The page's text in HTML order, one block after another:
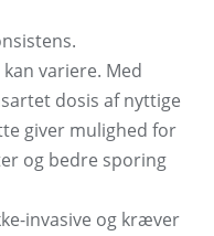
variere. Med
dosis af nyttige
giver mulighed for
og bedre sporing
invasive og kræver